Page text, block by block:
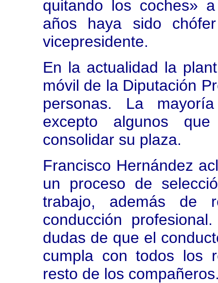
quitando los coches»
años haya sido
vicepresidente.
En la actualidad la
móvil de la Diputación
personas. La
excepto algunos
consolidar su plaza.
Francisco Hernández
un proceso de
trabajo, además de
conducción
dudas de que el
cumpla con todos los
resto de los